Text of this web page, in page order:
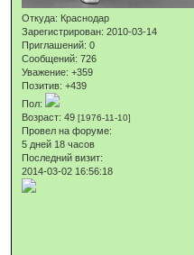
Откуда: Краснодар
Зарегистрирован: 2010-03-14
Приглашений: 0
Сообщений: 726
Уважение: +359
Позитив: +439
Пол:
Возраст: 49[1976-11-10]
Провел на форуме:
5 дней 18 часов
Последний визит:
2014-03-02 16:56:18